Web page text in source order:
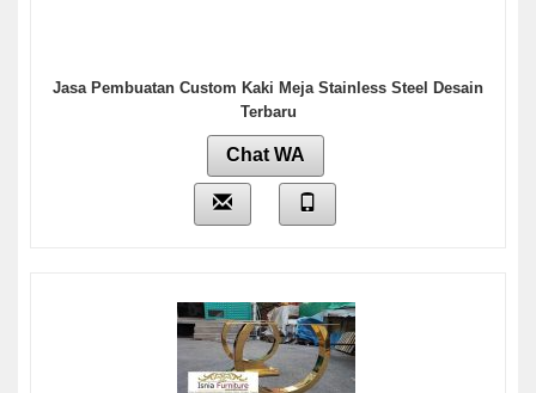
Jasa Pembuatan Custom Kaki Meja Stainless Steel Desain
Terbaru
Chat WA